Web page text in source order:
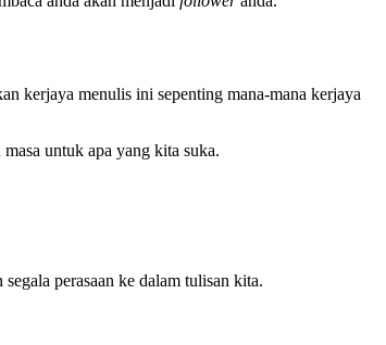
kerjaya menulis ini sepenting mana-mana kerjaya
untuk apa yang kita suka.
perasaan ke dalam tulisan kita.